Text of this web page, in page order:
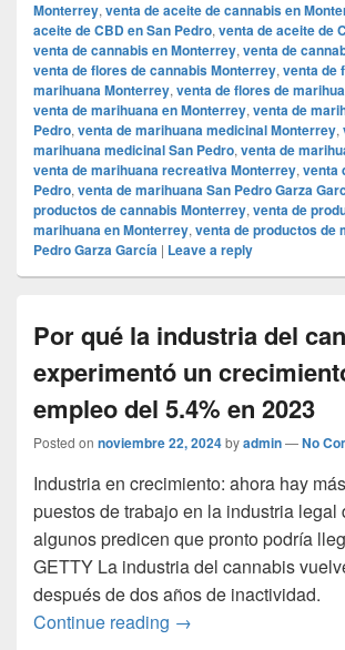
Monterrey, venta de aceite de cannabis en
aceite de CBD en San Pedro, venta de aceite de
venta de cannabis en Monterrey, venta de
venta de flores de cannabis Monterrey, venta de
marihuana Monterrey, venta de flores de
venta de marihuana en Monterrey, venta de
Pedro, venta de marihuana medicinal Monterrey,
marihuana medicinal San Pedro, venta de
venta de marihuana recreativa Monterrey, venta
Pedro, venta de marihuana San Pedro Garza
productos de cannabis Monterrey, venta de
marihuana en Monterrey, venta de productos de
Pedro Garza García | Leave a reply
Por qué la industria del
experimentó un
empleo del 5.4% en 2023
Posted on noviembre 22, 2024byadmin—No
Industria en crecimiento: ahora hay
puestos de trabajo en la industria legal
algunos predicen que pronto podría
GETTY La industria del cannabis
después de dos años de inactividad.
Continue reading Por qué la industria
→